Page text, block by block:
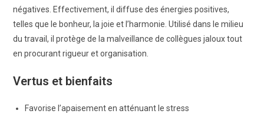
négatives. Effectivement, il diffuse des énergies positives,
telles que le bonheur, la joie et l’harmonie. Utilisé dans le milieu
du travail, il protège de la malveillance de collègues jaloux tout
en procurant rigueur et organisation.
Vertus et bienfaits
Favorise l’apaisement en atténuant le stress